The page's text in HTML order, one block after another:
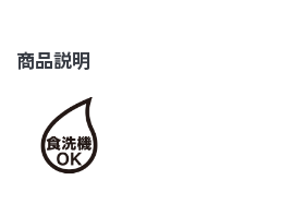
商品説明